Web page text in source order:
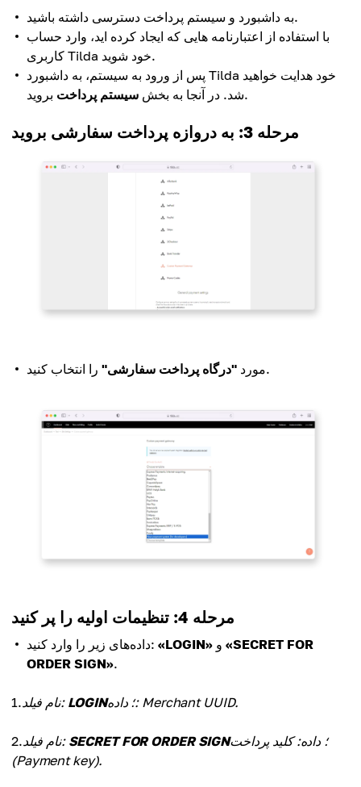
به داشبورد و سیستم پرداخت دسترسی داشته باشید.
با استفاده از اعتبارنامه هایی که ایجاد کرده اید، وارد حساب
کاربری Tilda خود شوید.
پس از ورود به سیستم، به داشبورد Tilda خود هدایت خواهید
شد. در آنجا به بخش سیستم پرداخت بروید.
مرحله 3: به دروازه پرداخت سفارشی بروید
مورد "درگاه پرداخت سفارشی" را انتخاب کنید.
مرحله 4: تنظیمات اولیه را پر کنید
داده‌های زیر را وارد کنید: «LOGIN»
«SECRET FOR
ORDER SIGN».
1. نام فیلد: LOGIN ؛ داده: Merchant UUID.
2. نام فیلد: SECRET FOR ORDER SIGN؛ داده: کلید پرداخت
(Payment key).